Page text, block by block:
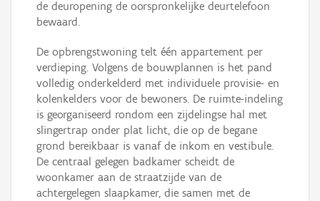
de deuropening de oorspronkelijke deurtelefoon
bewaard.
De opbrengstwoning telt één appartement per
verdieping. Volgens de bouwplannen is het pand
volledig onderkelderd met individuele provisie- en
kolenkelders voor de bewoners. De ruimte-indeling
is georganiseerd rondom een zijdelingse hal met
slingertrap onder plat licht, die op de begane
grond bereikbaar is vanaf de inkom en vestibule.
De centraal gelegen badkamer scheidt de
woonkamer aan de straatzijde van de
achtergelegen slaapkamer, die samen met de